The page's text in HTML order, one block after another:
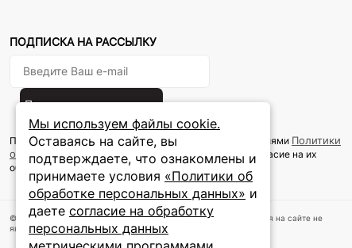
Мы используем файлы cookie.
Оставаясь на сайте, вы
подтверждаете, что ознакомлены и
принимаете условия «Политики об
обработке персональных данных» и
даете согласие на обработку
персональных данных
ПОДПИСКА НА РАССЫЛКУ
Подписаться на новости
Подписываясь на рассылку, вы соглашаетесь с условиями Политики
обработки персональных данных и даёте своё согласие на их
обработку
© 2024 ООО «Ювелир Трейд».Все права защищены. Информация на сайте не
является публичной офертой